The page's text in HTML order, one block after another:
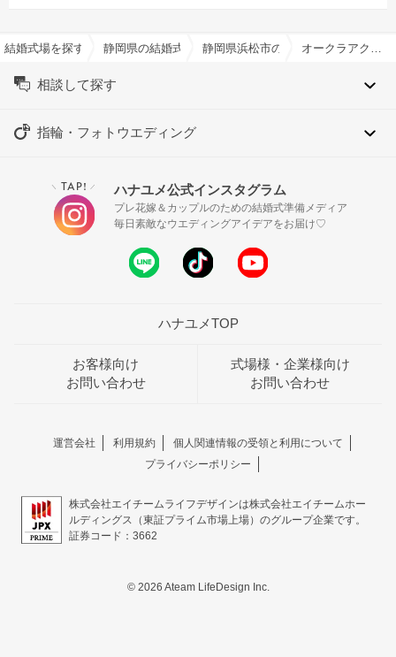
結婚式場を探すならハナユメ静岡県の結婚式場一覧静岡県浜松市の結婚式場一覧
相談して探す
指輪・フォトウエディング
＼ TAP! ／ ハナユメ公式インスタグラム
プレ花嫁＆カップルのための結婚式準備メディア
毎日素敵なウエディングアイデアをお届け♡
ハナユメTOP
お客様向け
お問い合わせ
式場様・企業様向け
お問い合わせ
運営会社 利用規約
個人関連情報の受領と利用について
プライバシーポリシー
株式会社エイチームライフデザインは株式会社エイチームホー
ルディングス（東証プライム市場上場）のグループ企業です。
証券コード：3662
© 2026 Ateam LifeDesign Inc.